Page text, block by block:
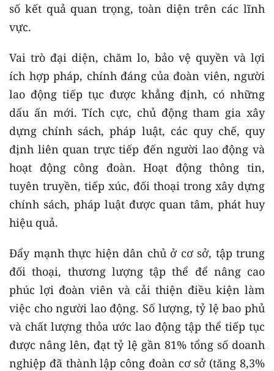
số kết quả quan trọng, toàn diện trên các lĩnh
vực.
Vai trò đại diện, chăm lo, bảo vệ quyền và lợi
ích hợp pháp, chính đáng của đoàn viên, người
lao động tiếp tục được khẳng định, có những
dấu ấn mới. Tích cực, chủ động tham gia xây
dựng chính sách, pháp luật, các quy chế, quy
định liên quan trực tiếp đến người lao động và
hoạt động công đoàn. Hoạt động thông tin,
tuyên truyền, tiếp xúc, đối thoại trong xây dựng
chính sách, pháp luật được quan tâm, phát huy
hiệu quả.
Đẩy mạnh thực hiện dân chủ ở cơ sở, tập trung
đối thoại, thương lượng tập thể để nâng cao
phúc lợi đoàn viên và cải thiện điều kiện làm
việc cho người lao động. Số lượng, tỷ lệ bao phủ
và chất lượng thỏa ước lao động tập thể tiếp tục
được nâng lên, đạt tỷ lệ gần 81% tổng số doanh
nghiệp đã thành lập công đoàn cơ sở (tăng 8,3%